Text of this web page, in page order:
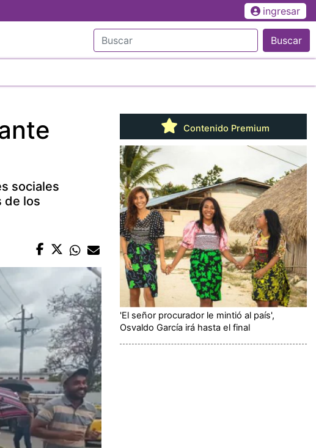
ingresar
Buscar
sociales
de los
Contenido Premium
'El señor procurador le mintió al país',
Osvaldo García irá hasta el final